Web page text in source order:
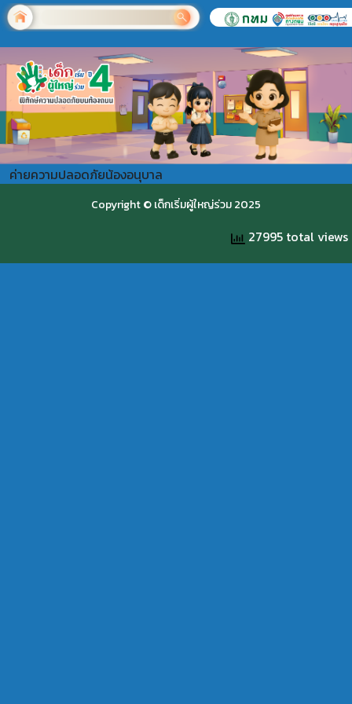
ค่ายความปลอดภัยน้องอนุบาล
Copyright © เด็กเริ่มผู้ใหญ่ร่วม 2025
27995 total views